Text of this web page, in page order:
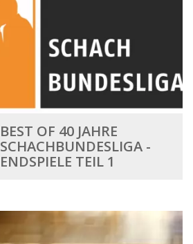
BEST OF 40 JAHRE
SCHACHBUNDESLIGA -
ENDSPIELE TEIL 1